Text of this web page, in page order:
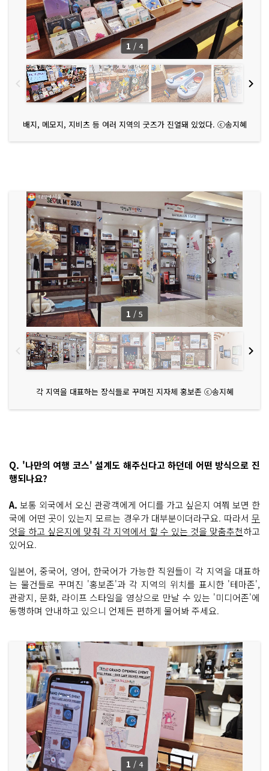
배지, 메모지, 지비츠 등 여러 지역의 굿즈가 진열돼 있었다. ⓒ송지혜
1 / 4
각 지역을 대표하는 장식들로 꾸며진 지자체 홍보존 ⓒ송지혜
1 / 5
Q. '나만의 여행 코스' 설계도 해주신다고 하던데 어떤 방식으로 진
행되나요?
A. 보통 외국에서 오신 관광객에게 어디를 가고 싶은지 여쭤 보면 한
국에 어떤 곳이 있는지 모르는 경우가 대부분이더라구요. 따라서 무
엇을 하고 싶은지에 맞춰 각 지역에서 할 수 있는 것을 맞춤추천하고
있어요.
일본어, 중국어, 영어, 한국어가 가능한 직원들이 각 지역을 대표하
는 물건들로 꾸며진 '홍보존'과 각 지역의 위치를 표시한 '테마존',
관광지, 문화, 라이프 스타일을 영상으로 만날 수 있는 '미디어존'에
동행하며 안내하고 있으니 언제든 편하게 물어봐 주세요.
1 / 4